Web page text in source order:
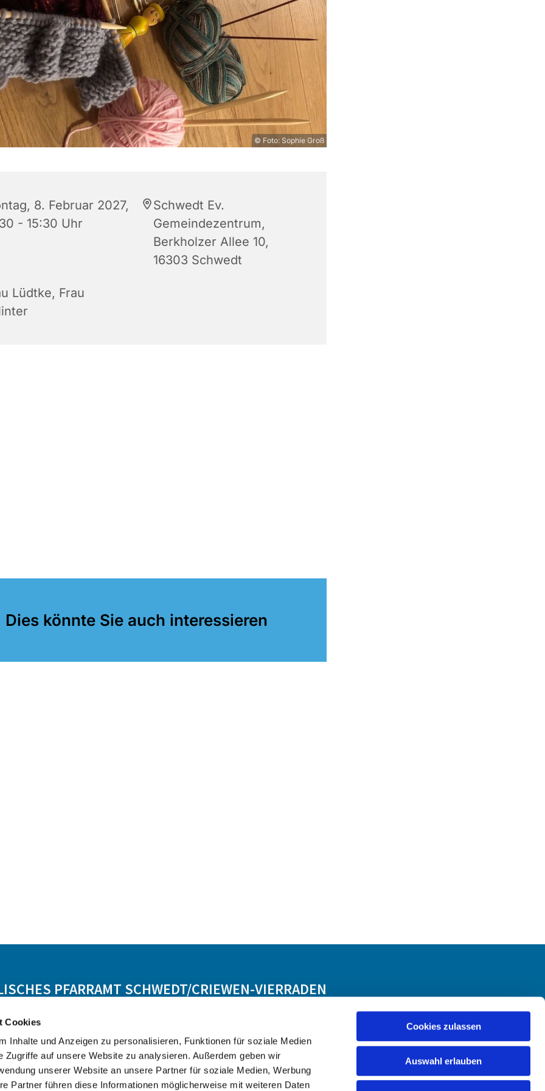
Cookies
Inhalte und Anzeigen zu personalisieren, Funktionen für soziale Medien
Zugriffe auf unsere Website zu analysieren. Außerdem geben wir
unserer Website an unsere Partner für soziale Medien, Werbung
Partner führen diese Informationen möglicherweise mit weiteren Daten
Cookies zulassen
Auswahl erlauben
© Foto: Sophie Groß
8. Februar 2027,
- 15:30 Uhr
Schwedt Ev.
Gemeindezentrum,
Berkholzer Allee 10,
16303 Schwedt
Lüdtke, Frau
Dies könnte Sie auch interessieren
PFARRAMT SCHWEDT/CRIEWEN-VIERRADEN
Lebensbegleitung